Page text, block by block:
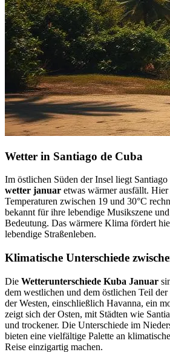
Wetter in Santiago de Cuba
Im östlichen Süden der Insel liegt
wetter januar etwas wärmer ausfällt.
Temperaturen zwischen 19 und 30°C
bekannt für ihre lebendige Musikszene
Bedeutung. Das wärmere Klima fördert
lebendige Straßenleben.
Klimatische Unterschiede
Die Wetterunterschiede Kuba Januar
dem westlichen und dem östlichen Teil
der Westen, einschließlich Havanna, ein
zeigt sich der Osten, mit Städten wie
und trockener. Die Unterschiede im
bieten eine vielfältige Palette an
Reise einzigartig machen.